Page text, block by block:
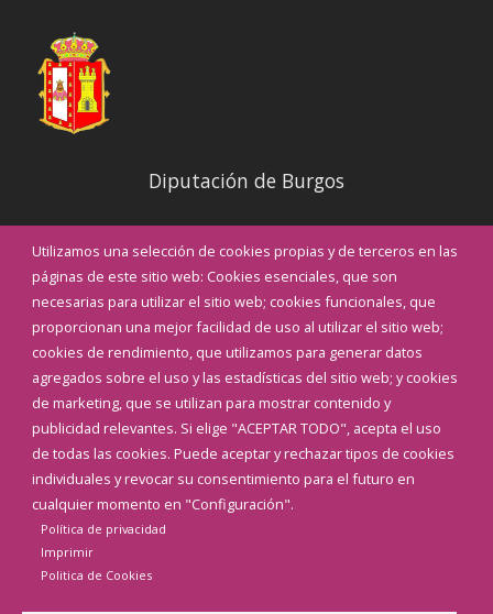
Utilizamos una selección de cookies propias y de terceros en las
páginas de este sitio web: Cookies esenciales, que son
necesarias para utilizar el sitio web; cookies funcionales, que
proporcionan una mejor facilidad de uso al utilizar el sitio web;
cookies de rendimiento, que utilizamos para generar datos
agregados sobre el uso y las estadísticas del sitio web; y cookies
de marketing, que se utilizan para mostrar contenido y
publicidad relevantes. Si elige "ACEPTAR TODO", acepta el uso
de todas las cookies. Puede aceptar y rechazar tipos de cookies
individuales y revocar su consentimiento para el futuro en
cualquier momento en "Configuración".
Política de privacidad
Imprimir
Politica de Cookies
Diputación de Burgos
Noticias
Eventos
Teléfonos de interés
INICIAR SESIÓN
MAPA WEB